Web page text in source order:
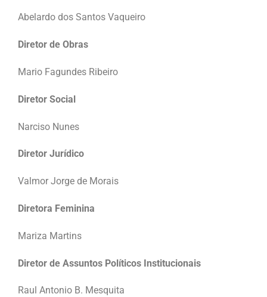
Abelardo dos Santos Vaqueiro
Diretor de Obras
Mario Fagundes Ribeiro
Diretor Social
Narciso Nunes
Diretor Jurídico
Valmor Jorge de Morais
Diretora Feminina
Mariza Martins
Diretor de Assuntos Políticos Institucionais
Raul Antonio B. Mesquita